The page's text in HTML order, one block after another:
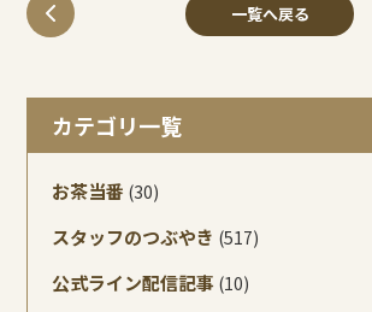
一覧へ戻る
カテゴリ一覧
お茶当番 (30)
スタッフのつぶやき (517)
公式ライン配信記事 (10)